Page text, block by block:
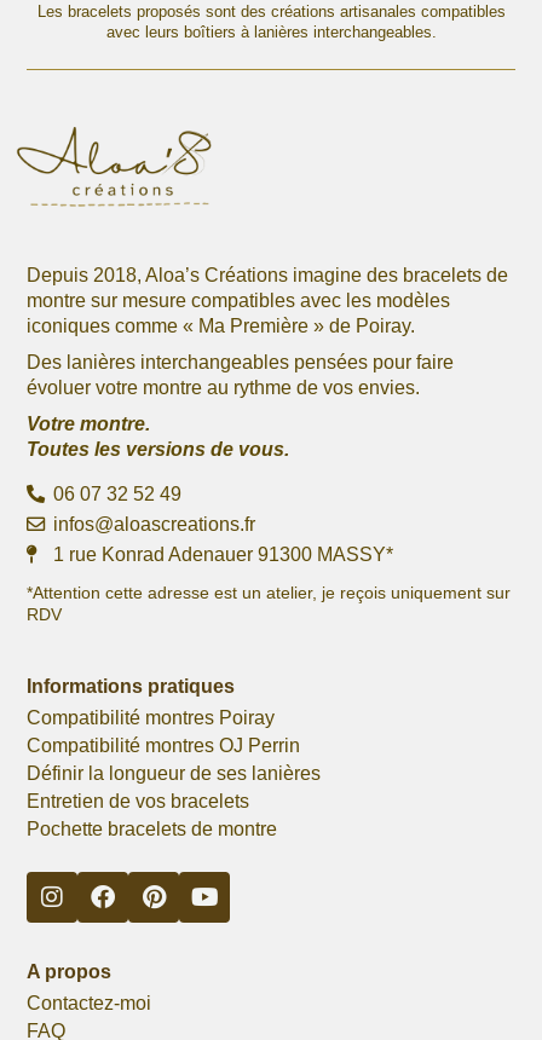
options
page
options
peuvent
Les bracelets proposés sont des créations artisanales compatibles
avec leurs boîtiers à lanières interchangeables.
Depuis 2018, Aloa’s Créations imagine des bracelets de
montre sur mesure compatibles avec les modèles
iconiques comme « Ma Première » de Poiray.
Des lanières interchangeables pensées pour faire
évoluer votre montre au rythme de vos envies.
Votre montre.
Toutes les versions de vous.
06 07 32 52 49
infos@aloascreations.fr
1 rue Konrad Adenauer 91300 MASSY*
*Attention cette adresse est un atelier, je reçois uniquement sur
RDV
Informations pratiques
Compatibilité montres Poiray
Compatibilité montres OJ Perrin
Définir la longueur de ses lanières
Entretien de vos bracelets
Pochette bracelets de montre
A propos
Contactez-moi
FAQ